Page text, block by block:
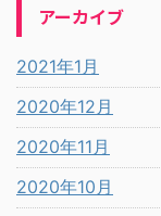
アーカイブ
2021年1月
2020年12月
2020年11月
2020年10月